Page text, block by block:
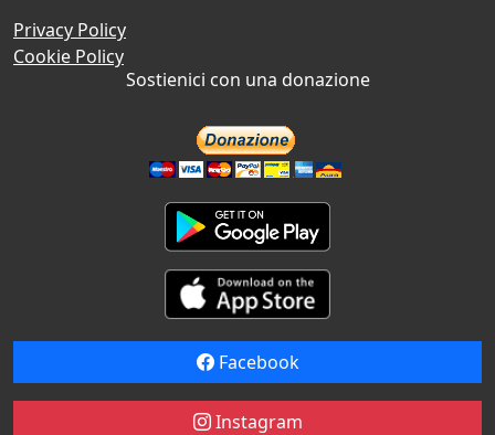
Privacy Policy
Cookie Policy
Sostienici con una donazione
Facebook
Instagram